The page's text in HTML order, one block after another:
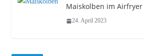
Maiskolben im Airfryer
24. April 2023